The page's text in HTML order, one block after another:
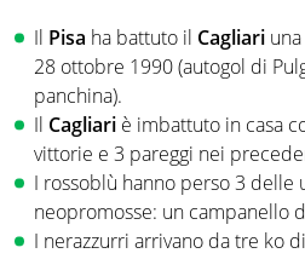
Il Pisa ha battuto il Cagliari
28 ottobre 1990 (autogol di
panchina).
Il Cagliari è imbattuto in casa
vittorie e 3 pareggi nei
I rossoblù hanno perso 3 delle
neopromosse: un campanello
I nerazzurri arrivano da tre ko